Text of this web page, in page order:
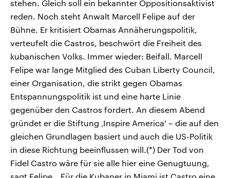
stehen. Gleich soll ein bekannter Oppositionsaktivist
reden. Noch steht Anwalt Marcell Felipe auf der
Bühne. Er kritisiert Obamas Annäherungspolitik,
verteufelt die Castros, beschwört die Freiheit des
kubanischen Volks. Immer wieder: Beifall. Marcell
Felipe war lange Mitglied des Cuban Liberty Council,
einer Organisation, die strikt gegen Obamas
Entspannungspolitik ist und eine harte Linie
gegenüber den Castros fordert. An diesem Abend
gründet er die Stiftung ‚Inspire America‘ – die auf den
gleichen Grundlagen basiert und auch die US-Politik
in diese Richtung beeinflussen will.(*) Der Tod von
Fidel Castro wäre für sie alle hier eine Genugtuung,